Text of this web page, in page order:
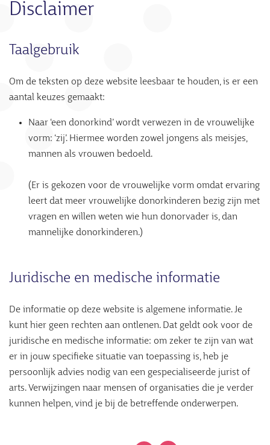
Disclaimer
Taalgebruik
Om de teksten op deze website leesbaar te houden, is er een
aantal keuzes gemaakt:
Naar ‘een donorkind’ wordt verwezen in de vrouwelijke
vorm: ‘zij’. Hiermee worden zowel jongens als meisjes,
mannen als vrouwen bedoeld.
(Er is gekozen voor de vrouwelijke vorm omdat ervaring
leert dat meer vrouwelijke donorkinderen bezig zijn met
vragen en willen weten wie hun donorvader is, dan
mannelijke donorkinderen.)
Juridische en medische informatie
De informatie op deze website is algemene informatie. Je
kunt hier geen rechten aan ontlenen. Dat geldt ook voor de
juridische en medische informatie: om zeker te zijn van wat
er in jouw specifieke situatie van toepassing is, heb je
persoonlijk advies nodig van een gespecialiseerde jurist of
arts. Verwijzingen naar mensen of organisaties die je verder
kunnen helpen, vind je bij de betreffende onderwerpen.